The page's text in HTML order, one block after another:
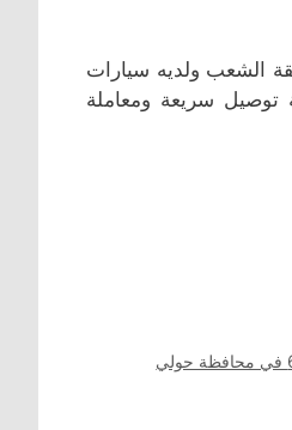
الشعب ولديه سيارات
سريعة ومعاملة